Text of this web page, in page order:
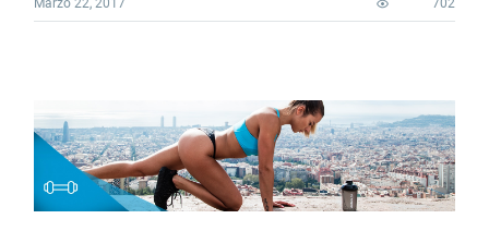
Marzo 22, 2017 702